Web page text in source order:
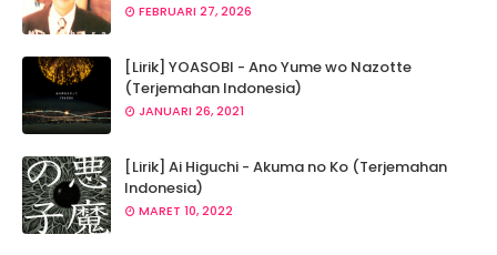
FEBRUARI 27, 2026
[Lirik] YOASOBI - Ano Yume wo Nazotte
(Terjemahan Indonesia)
JANUARI 26, 2021
[Lirik] Ai Higuchi - Akuma no Ko (Terjemahan
Indonesia)
MARET 10, 2022